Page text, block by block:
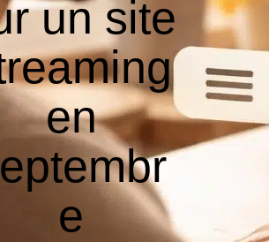
un site
en
e